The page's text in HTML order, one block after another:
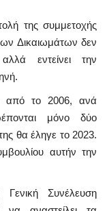
της συμμετοχής
Δικαιωμάτων δεν
εντείνει την
από το 2006, ανά
μόνο δύο
θα έληγε το 2023.
αυτήν την
Συνέλευση